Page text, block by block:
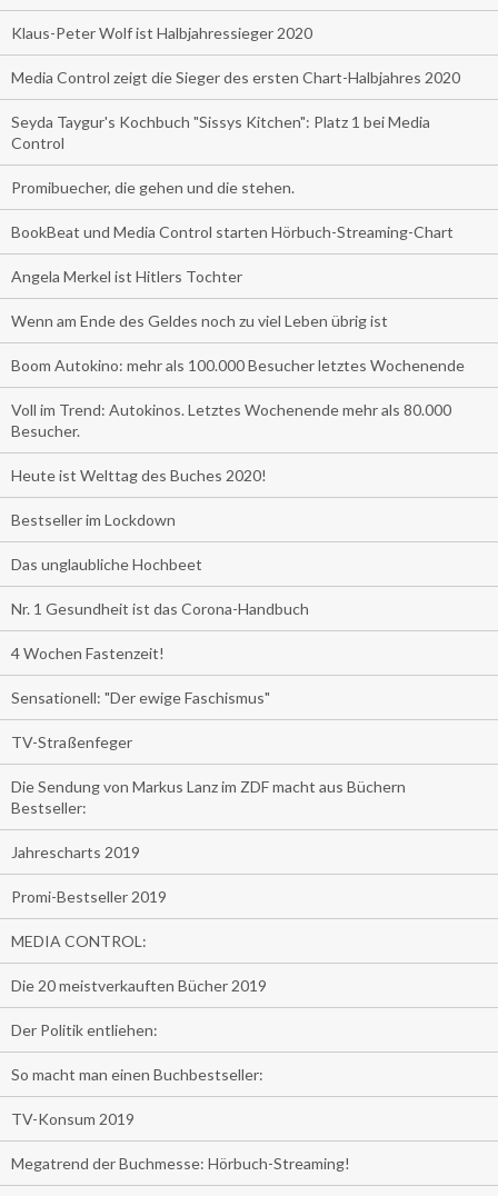
Klaus-Peter Wolf ist Halbjahressieger 2020
Media Control zeigt die Sieger des ersten Chart-Halbjahres 2020
Seyda Taygur's Kochbuch "Sissys Kitchen": Platz 1 bei Media
Control
Promibuecher, die gehen und die stehen.
BookBeat und Media Control starten Hörbuch-Streaming-Chart
Angela Merkel ist Hitlers Tochter
Wenn am Ende des Geldes noch zu viel Leben übrig ist
Boom Autokino: mehr als 100.000 Besucher letztes Wochenende
Voll im Trend: Autokinos. Letztes Wochenende mehr als 80.000
Besucher.
Heute ist Welttag des Buches 2020!
Bestseller im Lockdown
Das unglaubliche Hochbeet
Nr. 1 Gesundheit ist das Corona-Handbuch
4 Wochen Fastenzeit!
Sensationell: "Der ewige Faschismus"
TV-Straßenfeger
Die Sendung von Markus Lanz im ZDF macht aus Büchern
Bestseller:
Jahrescharts 2019
Promi-Bestseller 2019
MEDIA CONTROL:
Die 20 meistverkauften Bücher 2019
Der Politik entliehen:
So macht man einen Buchbestseller:
TV-Konsum 2019
Megatrend der Buchmesse: Hörbuch-Streaming!